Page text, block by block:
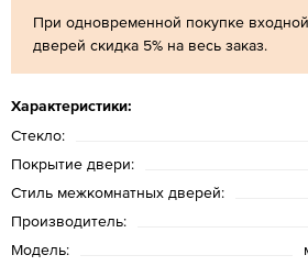
При одновременной покупке
дверей скидка 5% на весь заказ.
Характеристики:
Стекло:
Покрытие двери:
Стиль межкомнатных дверей:
Производитель:
Модель: